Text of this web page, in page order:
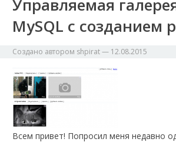
Управляемая
MySQL с созданием
Создано автором shpirat— 12.08.2015
Всем привет! Попросил меня недавно